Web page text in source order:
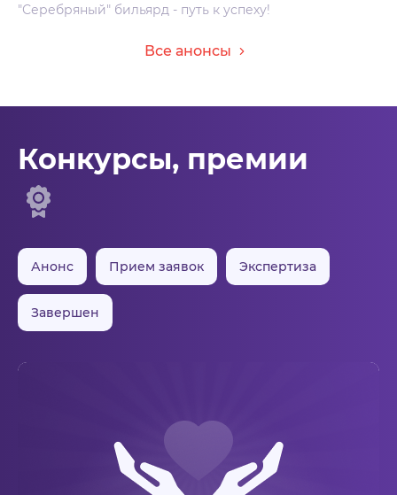
"Серебряный" бильярд - путь к успеху!
Все анонсы
Конкурсы, премии
Анонс Прием заявок Экспертиза
Завершен